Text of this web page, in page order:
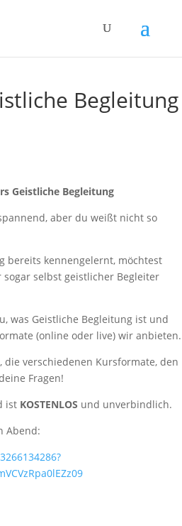
Begleitung
Geistliche Begleitung
aber du weißt nicht so
bereits kennengelernt, möchtest
selbst geistlicher Begleiter
was Geistliche Begleitung ist und
(online oder live) wir anbieten.
verschiedenen Kursformate, den
Fragen!
ist KOSTENLOS und unverbindlich.
Abend: